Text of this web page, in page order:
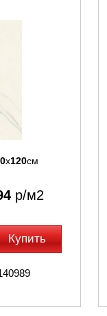
x120см
р/м2
Купить